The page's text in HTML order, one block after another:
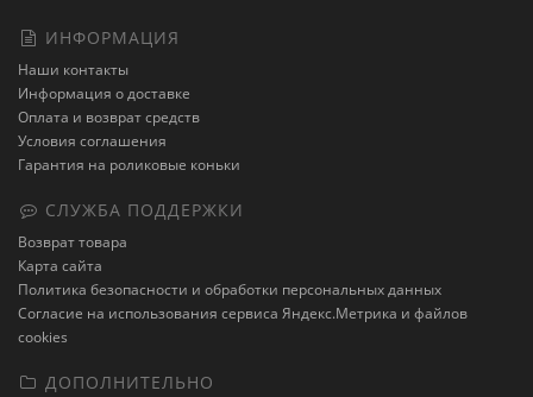
ИНФОРМАЦИЯ
Наши контакты
Информация о доставке
Оплата и возврат средств
Условия соглашения
Гарантия на роликовые коньки
СЛУЖБА ПОДДЕРЖКИ
Возврат товара
Карта сайта
Политика безопасности и обработки персональных данных
Cогласие на использования сервиса Яндекс.Метрика и файлов
cookies
ДОПОЛНИТЕЛЬНО